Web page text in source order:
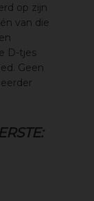
op zijn
van die
D-tjes
Geen